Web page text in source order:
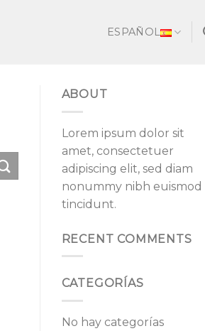
ESPAÑOL
ABOUT
Lorem ipsum dolor sit
amet, consectetuer
adipiscing elit, sed diam
nonummy nibh euismod
tincidunt.
RECENT COMMENTS
CATEGORÍAS
No hay categorías